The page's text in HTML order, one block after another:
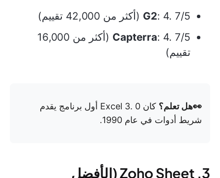
G2: 4. 7/5 (أكثر من 42,000 تقييم)
Capterra
: 4. 7/5 (أكثر من 16,000
تقييم)
👀هل تعلم؟
كان Excel 3. 0 أول برنامج يقدم
شريط أدوات في عام 1990.
3. Zoho Sheet (الأفضل